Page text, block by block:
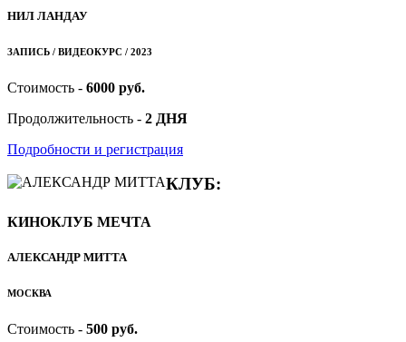
НИЛ ЛАНДАУ
ЗАПИСЬ / ВИДЕОКУРС / 2023
Стоимость - 6000 руб.
Продолжительность - 2 ДНЯ
Подробности и регистрация
КЛУБ:
КИНОКЛУБ МЕЧТА
АЛЕКСАНДР МИТТА
МОСКВА
Стоимость - 500 руб.